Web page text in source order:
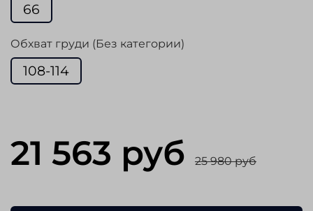
66
Обхват груди (Без категории)
108-114
21 563 руб 25 980 руб